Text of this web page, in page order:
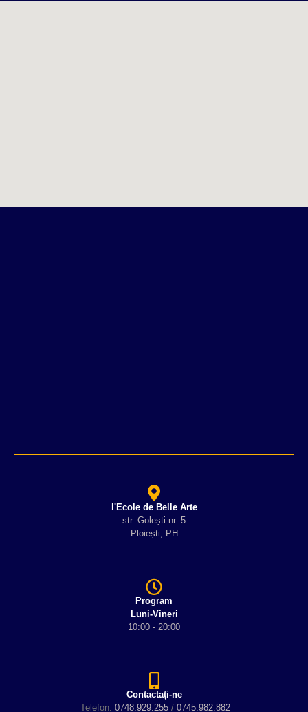
l'Ecole de Belle Arte
str. Golești nr. 5
Ploiești, PH
Program
Luni-Vineri
10:00 - 20:00
Contactați-ne
Telefon: 0748.929.255 / 0745.982.882